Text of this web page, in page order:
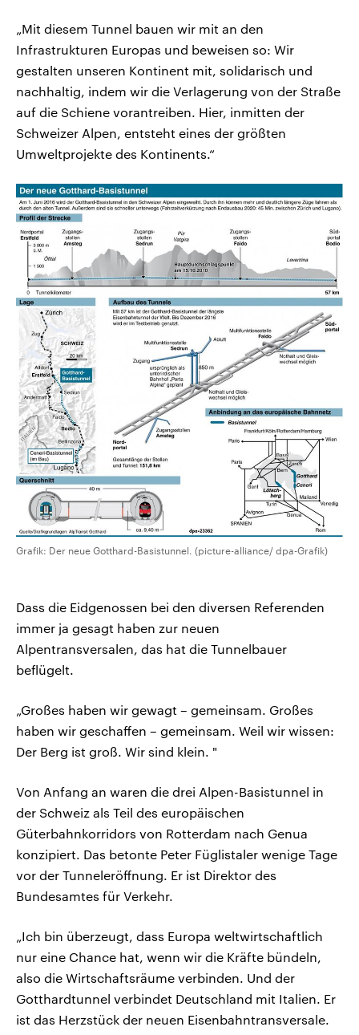
„Mit diesem Tunnel bauen wir mit an den
Infrastrukturen Europas und beweisen so: Wir
gestalten unseren Kontinent mit, solidarisch und
nachhaltig, indem wir die Verlagerung von der Straße
auf die Schiene vorantreiben. Hier, inmitten der
Schweizer Alpen, entsteht eines der größten
Umweltprojekte des Kontinents.“
Grafik: Der neue Gotthard-Basistunnel. (picture-alliance/ dpa-Grafik)
Dass die Eidgenossen bei den diversen Referenden
immer ja gesagt haben zur neuen
Alpentransversalen, das hat die Tunnelbauer
beflügelt.
„Großes haben wir gewagt – gemeinsam. Großes
haben wir geschaffen – gemeinsam. Weil wir wissen:
Der Berg ist groß. Wir sind klein. "
Von Anfang an waren die drei Alpen-Basistunnel in
der Schweiz als Teil des europäischen
Güterbahnkorridors von Rotterdam nach Genua
konzipiert. Das betonte Peter Füglistaler wenige Tage
vor der Tunneleröffnung. Er ist Direktor des
Bundesamtes für Verkehr.
„Ich bin überzeugt, dass Europa weltwirtschaftlich
nur eine Chance hat, wenn wir die Kräfte bündeln,
also die Wirtschaftsräume verbinden. Und der
Gotthardtunnel verbindet Deutschland mit Italien. Er
ist das Herzstück der neuen Eisenbahntransversale.